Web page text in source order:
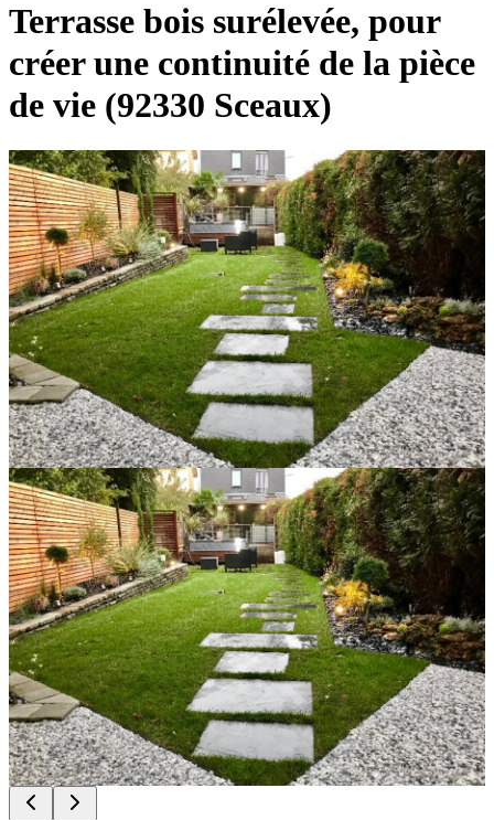
Terrasse bois surélevée, pour
créer une continuité de la pièce
de vie (92330 Sceaux)